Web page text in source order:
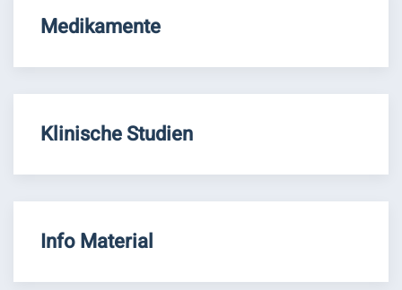
Medikamente
Klinische Studien
Info Material